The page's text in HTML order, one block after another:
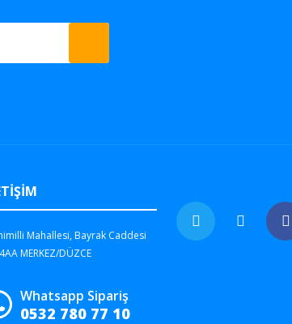
Mahallesi, Bayrak Caddesi
MERKEZ/DÜZCE
Whatsapp Sipariş
0532 780 77 10